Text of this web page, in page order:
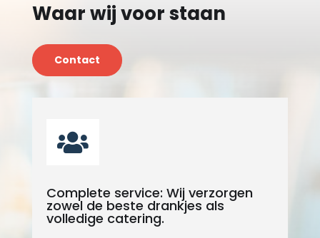
Waar wij voor staan
Contact

Complete service: Wij verzorgen
zowel de beste drankjes als
volledige catering.